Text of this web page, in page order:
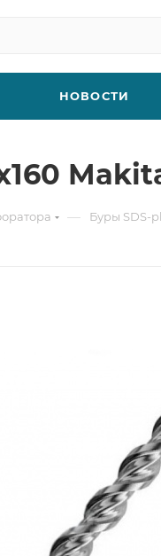
НОВОСТИ
— Буры SDS-